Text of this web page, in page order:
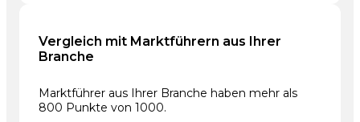
Vergleich mit Marktführern aus Ihrer
Branche
Marktführer aus Ihrer Branche haben mehr als
800 Punkte von 1000.